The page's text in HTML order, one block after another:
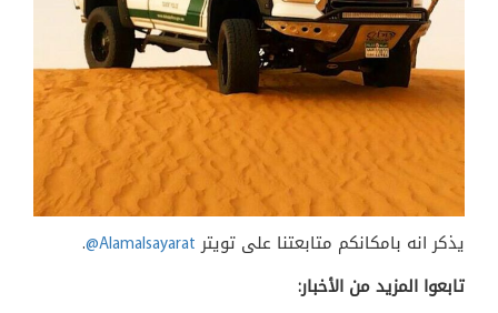
يذكر انه بامكانكم متابعتنا على تويتر@Alamalsayarat
.
تابعوا المزيد من الأخبار: